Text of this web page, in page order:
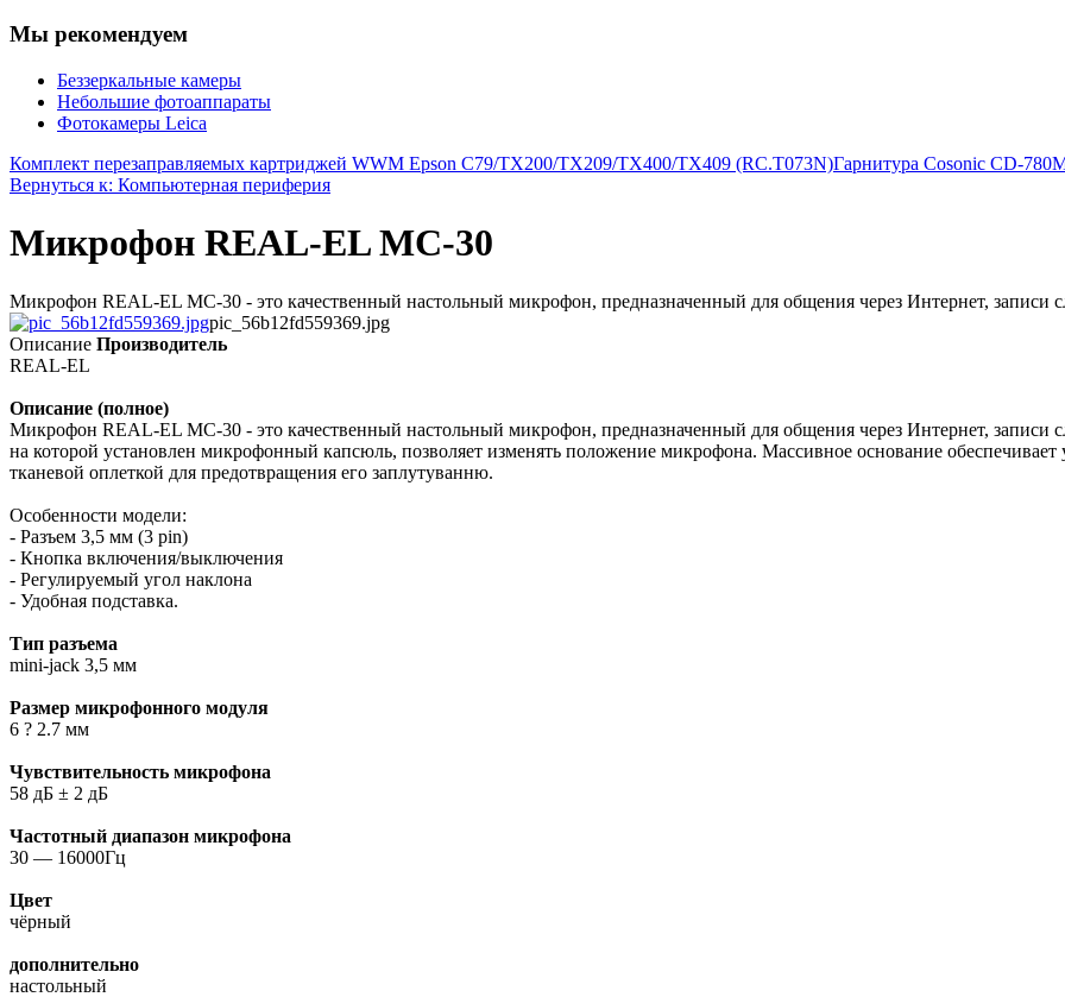
Мы рекомендуем
Беззеркальные камеры
Небольшие фотоаппараты
Фотокамеры Leica
Комплект перезаправляемых картриджей WWM Epson C79/TX200/TX209/TX400/TX409 (RC.T073N)Гарнитура Cosonic CD-
Вернуться к: Компьютерная периферия
Микрофон REAL-EL MC-30
Микрофон REAL-EL MC-30 - это качественный настольный микрофон, предназначенный для общения через Интернет, записи
pic_56b12fd559369.jpg
Описание Производитель
REAL-EL
Описание (полное)
Микрофон REAL-EL MC-30 - это качественный настольный микрофон, предназначенный для общения через Интернет, записи
на которой установлен микрофонный капсюль, позволяет изменять положение микрофона. Массивное основание
тканевой оплеткой для предотвращения его заплутуванню.
Особенности модели:
- Разъем 3,5 мм (3 pin)
- Кнопка включения/выключения
- Регулируемый угол наклона
- Удобная подставка.
Тип разъема
mini-jack 3,5 мм
Размер микрофонного модуля
6 ? 2.7 мм
Чувствительность микрофона
58 дБ ± 2 дБ
Частотный диапазон микрофона
30 — 16000Гц
Цвет
чёрный
дополнительно
настольный